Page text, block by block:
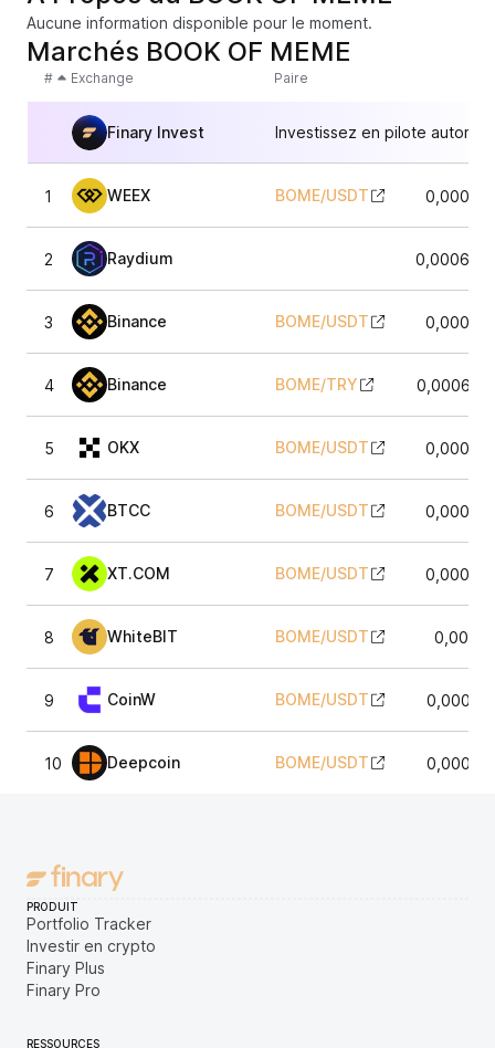
Aucune information disponible pour le moment.
Marchés BOOK OF MEME
# Exchange Paire
Finary Invest Investissez en pilote
1 WEEX BOME/USDT
2 Raydium
3 Binance BOME/USDT
4 Binance BOME/TRY
5 OKX BOME/USDT
6 BTCC BOME/USDT
7 XT.COM BOME/USDT
8 WhiteBIT BOME/USDT
9 CoinW BOME/USDT
10 Deepcoin BOME/USDT
PRODUIT
Portfolio Tracker
Investir en crypto
Finary Plus
Finary Pro
RESSOURCES